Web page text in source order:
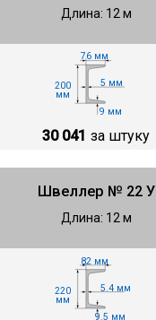
Длина: 12 м
76 мм
200
мм
5 мм
9 мм
30 041 за штуку
Швеллер № 22 У
Длина: 12 м
82 мм
220
мм
5.4 мм
9.5 мм